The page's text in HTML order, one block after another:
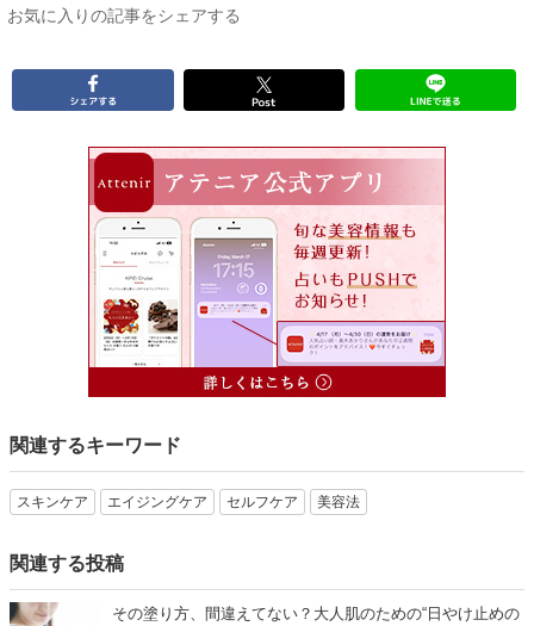
お気に入りの記事をシェアする
関連するキーワード
スキンケア エイジングケア セルフケア 美容法
関連する投稿
その塗り方、間違えてない？大人肌のための“日やけ止めの